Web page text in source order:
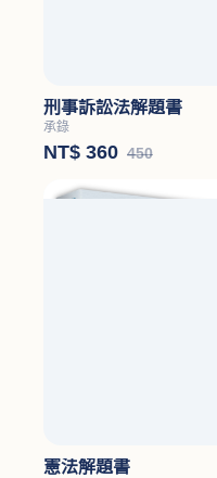
刑事訴訟法解題書
承錄
NT$ 360 450
憲法解題書